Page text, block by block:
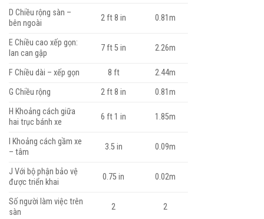
D Chiều rộng sàn –
bên ngoài
2 ft 8 in 0.81m
E Chiều cao xếp gọn:
lan can gập
7 ft 5 in 2.26m
F Chiều dài – xếp gọn 8 ft
2.44m
G Chiều rộng
2 ft 8 in
0.81m
H Khoảng cách giữa
hai trục bánh xe
6 ft 1 in 1.85m
I Khoảng cách gầm xe
– tâm
3.5 in 0.09m
J Với bộ phận bảo vệ
được triển khai
0.75 in 0.02m
Số người làm việc trên
sàn
2 2